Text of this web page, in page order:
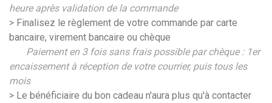
heure après validation de la commande
> Finalisez le règlement de votre commande par carte
bancaire, virement bancaire ou chèque
Paiement en 3 fois sans frais possible par chèque : 1er
encaissement à réception de votre courrier, puis tous les
mois
> Le bénéficiaire du bon cadeau n'aura plus qu'à contacter